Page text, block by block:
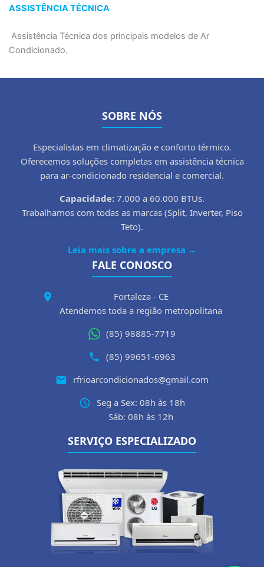
ASSISTÊNCIA TÉCNICA
Assistência Técnica dos principais modelos de Ar
Condicionado.
SOBRE NÓS
Especialistas em climatização e conforto térmico.
Oferecemos soluções completas em assistência técnica
para ar-condicionado residencial e comercial.
Capacidade: 7.000 a 60.000 BTUs.
Trabalhamos com todas as marcas (Split, Inverter, Piso
Teto).
Leia mais sobre a empresa →
FALE CONOSCO
Fortaleza - CE
Atendemos toda a região metropolitana
(85) 98885-7719
(85) 99651-6963
rfrioarcondicionados@gmail.com
Seg a Sex: 08h às 18h
Sáb: 08h às 12h
SERVIÇO ESPECIALIZADO